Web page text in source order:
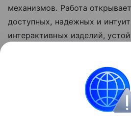
механизмов. Работа
доступных, надежных и
интерактивных изделий,
рассказывала
способ упростить 3D-печать